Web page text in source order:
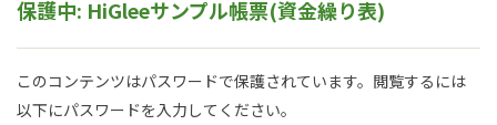
保護中: HiGleeサンプル帳票(資金繰り表)
このコンテンツはパスワードで保護されています。閲覧するには
以下にパスワードを入力してください。